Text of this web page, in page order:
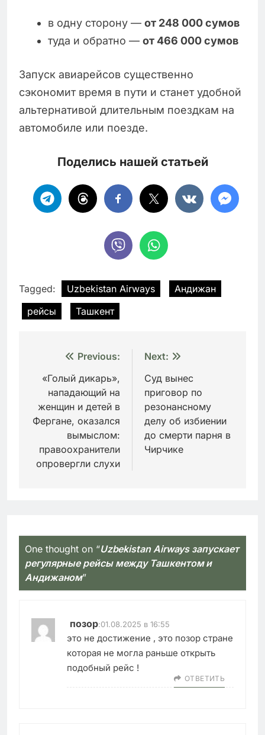
в одну сторону — от 248 000 сумов
туда и обратно — от 466 000 сумов
Запуск авиарейсов существенно
сэкономит время в пути и станет удобной
альтернативой длительным поездкам на
автомобиле или поезде.
Поделись нашей статьей
Tagged: Uzbekistan Airways
Андижан
рейсы
Ташкент
Навигация
по
записям
Previous:
«Голый дикарь»,
нападающий на
женщин и детей в
Фергане, оказался
вымыслом:
правоохранители
опровергли слухи
Next:
Суд вынес
приговор по
резонансному
делу об избиении
до смерти парня в
Чирчике
One thought on “Uzbekistan Airways запускает
регулярные рейсы между Ташкентом и
Андижаном”
позор:01.08.2025 в 16:55
это не достижение , это позор стране
которая не могла раньше открыть
подобный рейс !
ОТВЕТИТЬ